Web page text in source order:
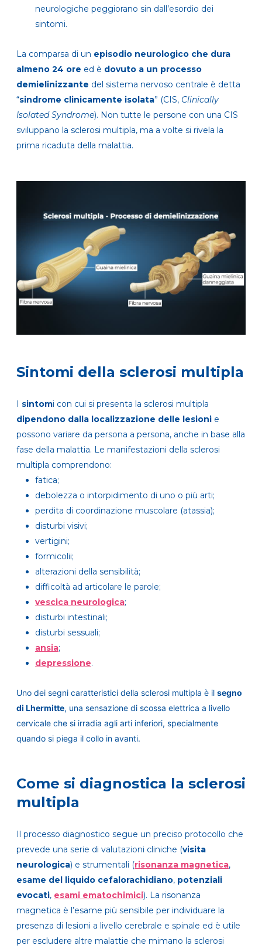
neurologiche peggiorano sin dall’esordio dei
sintomi.
La comparsa di un episodio neurologico che dura
almeno 24 ore ed è dovuto a un processo
demielinizzante del sistema nervoso centrale è detta
“sindrome clinicamente isolata” (CIS, Clinically
Isolated Syndrome). Non tutte le persone con una CIS
sviluppano la sclerosi multipla, ma a volte si rivela la
prima ricaduta della malattia.
Sintomi della sclerosi multipla
I sintomi con cui si presenta la sclerosi multipla
dipendono dalla localizzazione delle lesioni e
possono variare da persona a persona, anche in base alla
fase della malattia. Le manifestazioni della sclerosi
multipla comprendono:
fatica;
debolezza o intorpidimento di uno o più arti;
perdita di coordinazione muscolare (atassia);
disturbi visivi;
vertigini;
formicolii;
alterazioni della sensibilità;
difficoltà ad articolare le parole;
vescica neurologica;
disturbi intestinali;
disturbi sessuali;
ansia;
depressione.
Uno dei segni caratteristici della sclerosi multipla è il segno
di Lhermitte, una sensazione di scossa elettrica a livello
cervicale che si irradia agli arti inferiori, specialmente
quando si piega il collo in avanti.
Come si diagnostica la sclerosi
multipla
Il processo diagnostico segue un preciso protocollo che
prevede una serie di valutazioni cliniche (visita
neurologica) e strumentali (risonanza magnetica,
esame del liquido cefalorachidiano, potenziali
evocati, esami ematochimici). La risonanza
magnetica è l’esame più sensibile per individuare la
presenza di lesioni a livello cerebrale e spinale ed è utile
per escludere altre malattie che mimano la sclerosi